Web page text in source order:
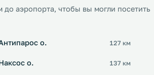
аэропорта, чтобы вы могли посетить
о. 127 км
о. 137 км